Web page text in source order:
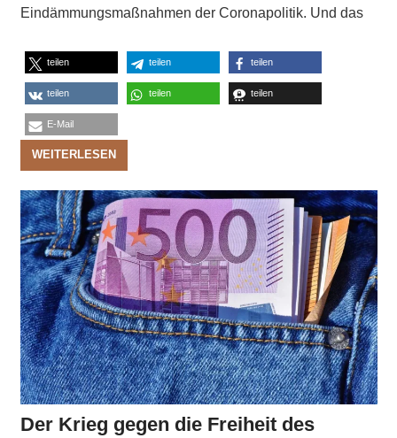
Eindämmungsmaßnahmen der Coronapolitik. Und das
teilen teilen teilen
teilen teilen teilen
E-Mail
WEITERLESEN
Der Krieg gegen die Freiheit des